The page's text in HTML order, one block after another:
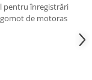
pentru înregistrări
de motoras